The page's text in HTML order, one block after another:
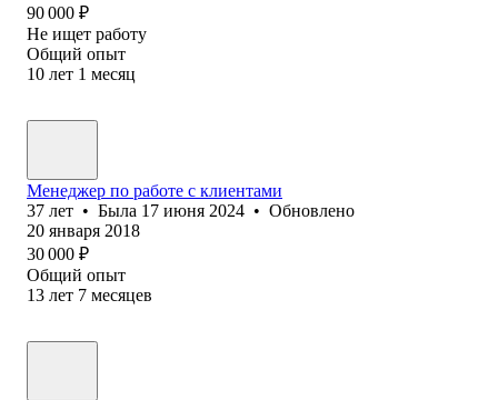
90 000 ₽
Не ищет работу
Общий опыт
10 лет 1 месяц
Менеджер по работе с клиентами
37 лет • Была 17 июня 2024 • Обновлено
20 января 2018
30 000 ₽
Общий опыт
13 лет 7 месяцев